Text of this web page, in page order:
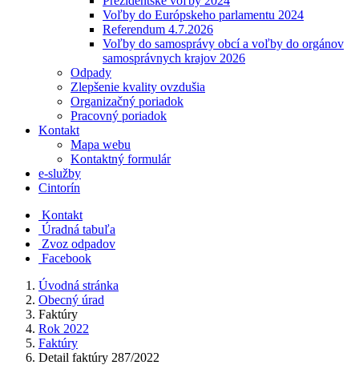
Voľby do Európskeho parlamentu 2024
Referendum 4.7.2026
Voľby do samosprávy obcí a voľby do orgánov
samosprávnych krajov 2026
Odpady
Zlepšenie kvality ovzdušia
Organizačný poriadok
Pracovný poriadok
Kontakt
Mapa webu
Kontaktný formulár
e-služby
Cintorín
Kontakt
Úradná tabuľa
Zvoz odpadov
Facebook
Úvodná stránka
Obecný úrad
Faktúry
Rok 2022
Faktúry
Detail faktúry 287/2022